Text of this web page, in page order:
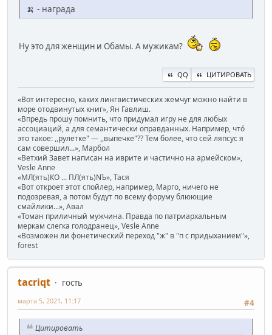
🍌 - награда
Ну это для женщин и Обамы. А мужикам?
QQ ЦИТИРОВАТЬ
«Вот интересно, каких лингвистических жемчуг можно найти в
море отодвинутых книг», Ян Гавлиш.
«Впредь прошу помнить, что придумал игру не для любых
ассоциаций, а для семантически оправданных. Например, чтó
это такое: ,,рулетке" — ,,выпечке"?? Тем более, что сей ляпсус я
сам совершил...», Марбол
«Ветхий Завет написан на иврите и частично на армейском»,
Vesle Anne
«МЛ(ять)КО ... ПЛ(ять)NЪ», Тася
«Вот откроет этот спойлер, например, Марго, ничего не
подозревая, а потом будут по всему форуму блюющие
смайлики...», Авал
«Томан приличный мужчина. Правда по патриархальным
меркам слегка голодранец», Vesle Anne
«Возможен ли фонетический переход "ж" в "п с придыханием"»,
forest
ta‍criqt
гость
#4
марта 5, 2021, 11:17
Цитировать